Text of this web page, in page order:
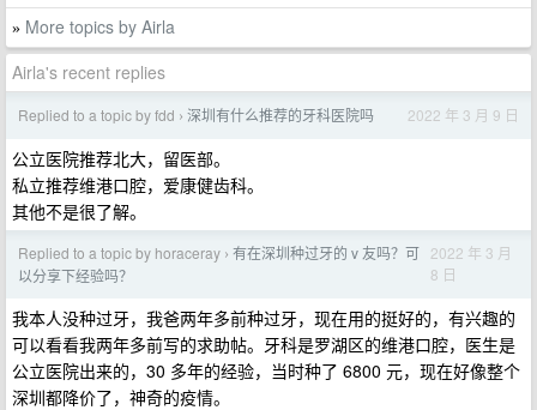
» More topics by Airla
Airla's recent replies
Replied to a topic by fdd › 深圳有什么推荐的牙科医院吗 2022 年 3 月 9 日
公立医院推荐北大，留医部。
私立推荐维港口腔，爱康健齿科。
其他不是很了解。
Replied to a topic by horaceray › 有在深圳种过牙的 v 友吗？可
以分享下经验吗？
2022 年 3 月
8 日
我本人没种过牙，我爸两年多前种过牙，现在用的挺好的，有兴趣的
可以看看我两年多前写的求助帖。牙科是罗湖区的维港口腔，医生是
公立医院出来的，30 多年的经验，当时种了 6800 元，现在好像整个
深圳都降价了，神奇的疫情。